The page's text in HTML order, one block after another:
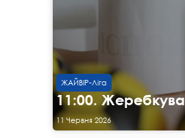
ЖАЙВІР-Ліга
11:00.
11 Червня 2026